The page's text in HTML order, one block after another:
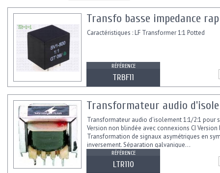
Transfo basse impedance
Caractéristiques : LF Transformer 1:1 Potted
RÉFÉRENCE
TRBF11
Transformateur audio
Transformateur audio d'isolement 1:1/2:1 pour
Version non blindée avec connexions CI
Transformation de signaux asymétriques en
inversement. Séparation galvanique...
RÉFÉRENCE
LTR110